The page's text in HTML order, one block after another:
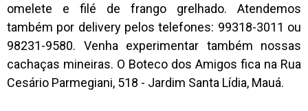
omelete e filé de frango grelhado. Atendemos
também por delivery pelos telefones: 99318-3011 ou
98231-9580. Venha experimentar também nossas
cachaças mineiras. O Boteco dos Amigos fica na Rua
Cesário Parmegiani, 518 - Jardim Santa Lídia, Mauá.